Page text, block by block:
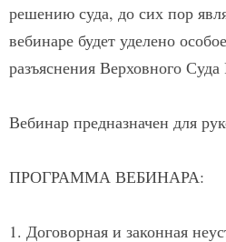
решению суда, до сих пор
вебинаре будет уделено
разъяснения Верховного
Вебинар предназначен для
ПРОГРАММА ВЕБИНАРА:
1. Договорная и законная